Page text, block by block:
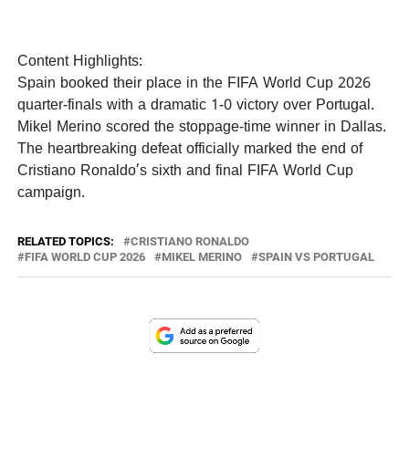
Content Highlights:
Spain booked their place in the FIFA World Cup 2026
quarter-finals with a dramatic 1-0 victory over Portugal.
Mikel Merino scored the stoppage-time winner in Dallas.
The heartbreaking defeat officially marked the end of
Cristiano Ronaldo’s sixth and final FIFA World Cup
campaign.
RELATED TOPICS:
CRISTIANO RONALDO
FIFA WORLD CUP 2026
MIKEL MERINO SPAIN VS PORTUGAL